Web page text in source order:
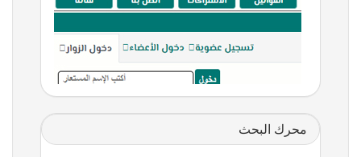
محرك البحث